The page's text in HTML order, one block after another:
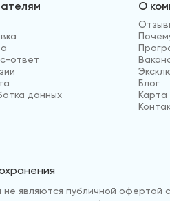
ответ
данных
О
Блог
Карта
являются публичной офертой